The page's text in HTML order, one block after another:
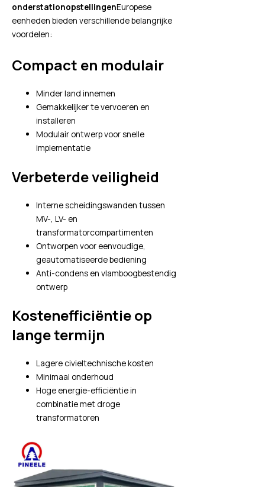
onderstationopstellingenEuropese
eenheden bieden verschillende belangrijke
voordelen:
Compact en modulair
Minder land innemen
Gemakkelijker te vervoeren en
installeren
Modulair ontwerp voor snelle
implementatie
Verbeterde veiligheid
Interne scheidingswanden tussen
MV-, LV- en
transformatorcompartimenten
Ontworpen voor eenvoudige,
geautomatiseerde bediening
Anti-condens en vlamboogbestendig
ontwerp
Kostenefficiëntie op
lange termijn
Lagere civieltechnische kosten
Minimaal onderhoud
Hoge energie-efficiëntie in
combinatie met droge
transformatoren